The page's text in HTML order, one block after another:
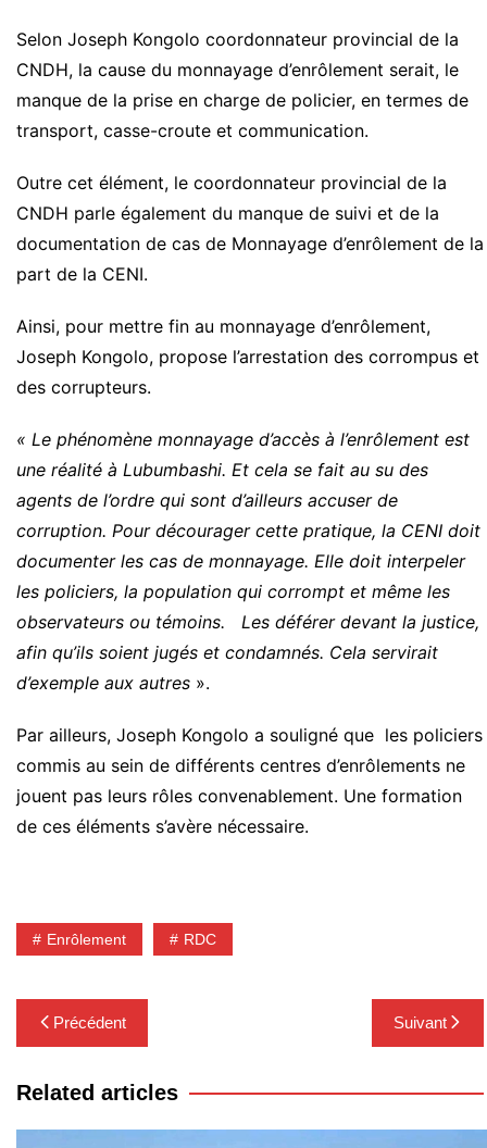
Selon Joseph Kongolo coordonnateur provincial de la
CNDH, la cause du monnayage d’enrôlement serait, le
manque de la prise en charge de policier, en termes de
transport, casse-croute et communication.
Outre cet élément, le coordonnateur provincial de la
CNDH parle également du manque de suivi et de la
documentation de cas de Monnayage d’enrôlement de la
part de la CENI.
Ainsi, pour mettre fin au monnayage d’enrôlement,
Joseph Kongolo, propose l’arrestation des corrompus et
des corrupteurs.
« Le phénomène monnayage d’accès à l’enrôlement est
une réalité à Lubumbashi. Et cela se fait au su des
agents de l’ordre qui sont d’ailleurs accuser de
corruption. Pour décourager cette pratique, la CENI doit
documenter les cas de monnayage. Elle doit interpeler
les policiers, la population qui corrompt et même les
observateurs ou témoins. Les déférer devant la justice,
afin qu’ils soient jugés et condamnés. Cela servirait
d’exemple aux autres ».
Par ailleurs, Joseph Kongolo a souligné que les policiers
commis au sein de différents centres d’enrôlements ne
jouent pas leurs rôles convenablement. Une formation
de ces éléments s’avère nécessaire.
Enrôlement RDC
Navigation
de
l’article
Précédent Suivant
Related articles